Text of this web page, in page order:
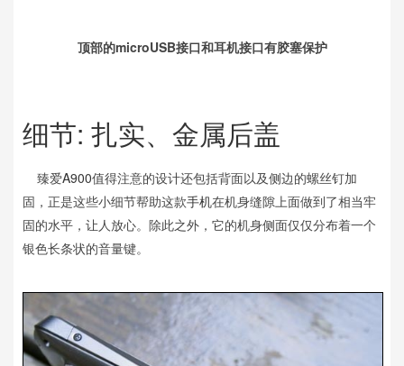
顶部的microUSB接口和耳机接口有胶塞保护
细节: 扎实、金属后盖
臻爱A900值得注意的设计还包括背面以及侧边的螺丝钉加
固，正是这些小细节帮助这款手机在机身缝隙上面做到了相当牢
固的水平，让人放心。除此之外，它的机身侧面仅仅分布着一个
银色长条状的音量键。